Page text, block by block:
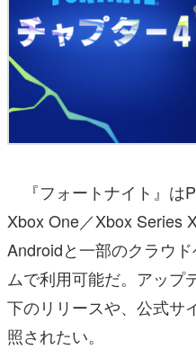
『フォートナイト』は
Xbox One／Xbox Series
Androidと一部のクラウ
ムで利用可能だ。アップ
下のリリースや、公式サ
照されたい。